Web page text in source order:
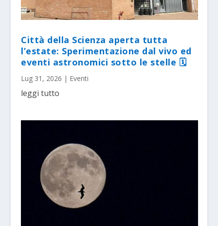
Città della Scienza aperta tutta
l’estate: Sperimentazione dal vivo ed
eventi astronomici sotto le stelle 🗓
Lug 31, 2026 | Eventi
leggi tutto